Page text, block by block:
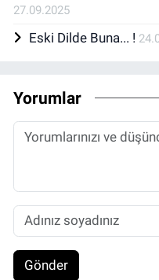
27.09.2025
Eski Dilde Buna... !
Yorumlar
Gönder